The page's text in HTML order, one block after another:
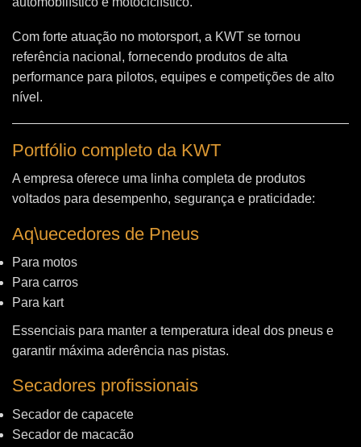
Com forte atuação no motorsport, a KWT se tornou
referência nacional, fornecendo produtos de alta
performance para pilotos, equipes e competições de alto
nível.
Portfólio completo da KWT
A empresa oferece uma linha completa de produtos
voltados para desempenho, segurança e praticidade:
Aq\uecedores de Pneus
Para motos
Para carros
Para kart
Essenciais para manter a temperatura ideal dos pneus e
garantir máxima aderência nas pistas.
Secadores profissionais
Secador de capacete
Secador de macacão